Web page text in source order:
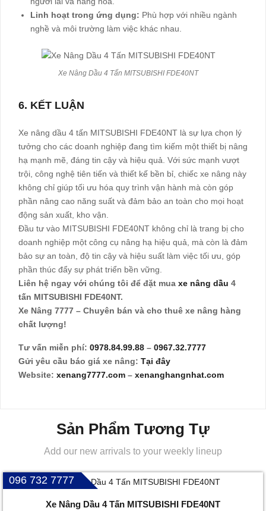
Linh hoạt trong ứng dụng: Phù hợp với nhiều ngành
nghề và môi trường làm việc khác nhau.
Xe Nâng Dầu 4 Tấn MITSUBISHI FDE40NT
6. KẾT LUẬN
Xe nâng dầu 4 tấn MITSUBISHI FDE40NT là sự lựa chọn lý
tưởng cho các doanh nghiệp đang tìm kiếm một thiết bị nâng
hạ mạnh mẽ, đáng tin cậy và hiệu quả. Với sức mạnh vượt
trội, công nghệ tiên tiến và thiết kế bền bỉ, chiếc xe nâng này
không chỉ giúp tối ưu hóa quy trình vận hành mà còn góp
phần nâng cao năng suất và đảm bảo an toàn cho mọi hoạt
động sản xuất, kho vận.
Đầu tư vào MITSUBISHI FDE40NT không chỉ là trang bị cho
doanh nghiệp một công cụ nâng hạ hiệu quả, mà còn là đảm
bảo sự an toàn, độ tin cậy và hiệu suất làm việc tối ưu, góp
phần thúc đẩy sự phát triển bền vững.
Liên hệ ngay với chúng tôi để đặt mua xe nâng dầu 4
tấn MITSUBISHI FDE40NT.
Xe Nâng 7777 – Chuyên bán và cho thuê xe nâng hàng
chất lượng!
Tư vấn miễn phí: 0978.84.99.88 – 0967.32.7777
Gửi yêu cầu báo giá xe nâng: Tại đây
Website: xenang7777.com – xenanghangnhat.com
Sản Phẩm Tương Tự
Add our new arrivals to your weekly lineup
096 732 7777
Xe Nâng Dầu 4 Tấn MITSUBISHI FDE40NT